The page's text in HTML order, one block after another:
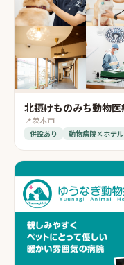
北摂けものみち動物
📍茨木市
併設あり 動物病院×ホテル